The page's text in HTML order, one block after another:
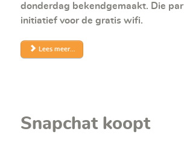
donderdag bekendgemaakt. Die
initiatief voor de gratis wifi.
Lees meer...
Snapchat koopt